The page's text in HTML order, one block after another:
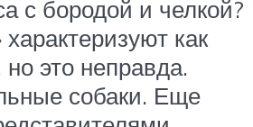
с бородой и челкой?
как
это неправда.
собаки. Еще